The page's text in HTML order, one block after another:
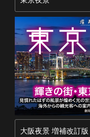
大阪夜景 増補改訂版